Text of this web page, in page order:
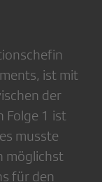
ist mit
der
Folge 1 ist
musste
möglichst
für den